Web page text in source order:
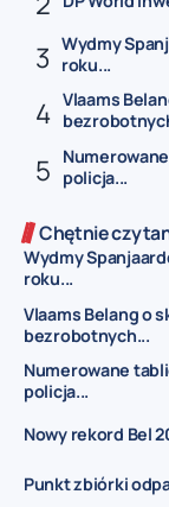
Wydmy
roku...
Vlaams
policja...
Chętnie
Wydmy
roku...
Vlaams Belang o
bezrobotnych...
Numerowane
policja...
Nowy rekord Bel
Punkt zbiórki